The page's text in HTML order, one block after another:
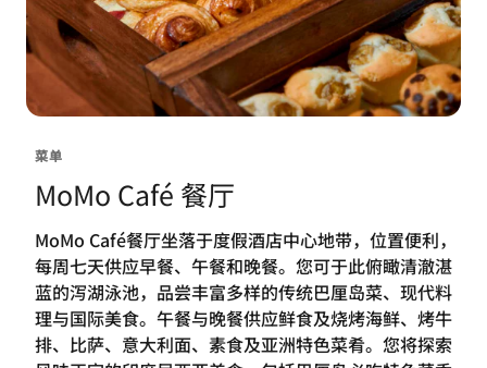
菜单
MoMo Café 餐厅
MoMo Café餐厅坐落于度假酒店中心地带，位置便利，
每周七天供应早餐、午餐和晚餐。您可于此俯瞰清澈湛
蓝的泻湖泳池，品尝丰富多样的传统巴厘岛菜、现代料
理与国际美食。午餐与晚餐供应鲜食及烧烤海鲜、烤牛
排、比萨、意大利面、素食及亚洲特色菜肴。您将探索